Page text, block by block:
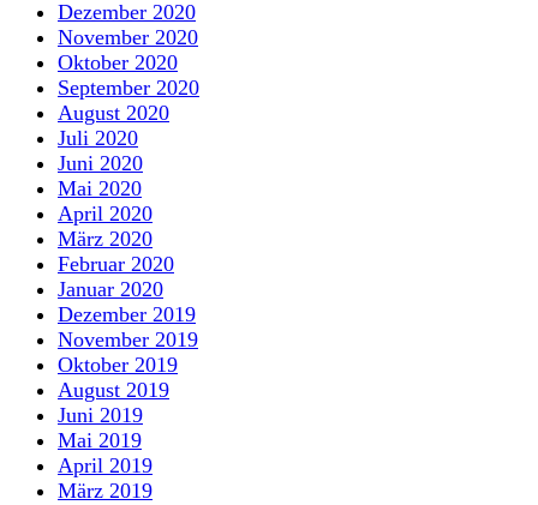
Dezember 2020
November 2020
Oktober 2020
September 2020
August 2020
Juli 2020
Juni 2020
Mai 2020
April 2020
März 2020
Februar 2020
Januar 2020
Dezember 2019
November 2019
Oktober 2019
August 2019
Juni 2019
Mai 2019
April 2019
März 2019